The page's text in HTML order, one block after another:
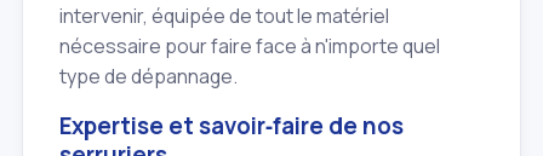
intervenir, équipée de tout le matériel
nécessaire pour faire face à n'importe quel
type de dépannage.
Expertise et savoir‑faire de nos